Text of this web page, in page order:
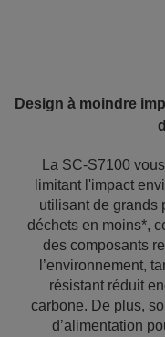
Design à moindre
La SC-S7100
limitant l'impact
utilisant de grands
déchets en moins*,
des composants
l’environnement,
résistant réduit
carbone. De plus,
d’alimentation